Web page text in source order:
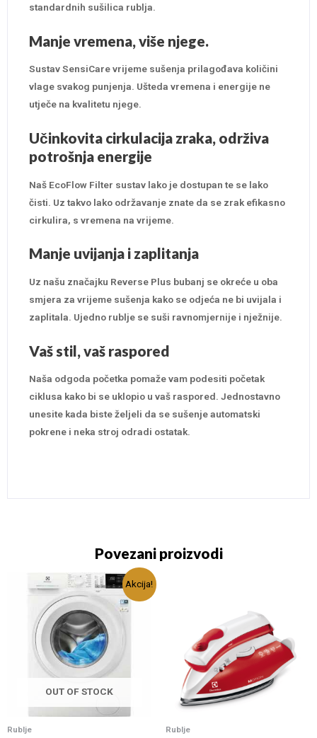
standardnih sušilica rublja.
Manje vremena, više njege.
Sustav SensiCare vrijeme sušenja prilagođava količini
vlage svakog punjenja. Ušteda vremena i energije ne
utječe na kvalitetu njege.
Učinkovita cirkulacija zraka, održiva
potrošnja energije
Naš EcoFlow Filter sustav lako je dostupan te se lako
čisti. Uz takvo lako održavanje znate da se zrak efikasno
cirkulira, s vremena na vrijeme.
Manje uvijanja i zaplitanja
Uz našu značajku Reverse Plus bubanj se okreće u oba
smjera za vrijeme sušenja kako se odjeća ne bi uvijala i
zaplitala. Ujedno rublje se suši ravnomjernije i nježnije.
Vaš stil, vaš raspored
Naša odgoda početka pomaže vam podesiti početak
ciklusa kako bi se uklopio u vaš raspored. Jednostavno
unesite kada biste željeli da se sušenje automatski
pokrene i neka stroj odradi ostatak.
Povezani proizvodi
Akcija!
OUT OF STOCK
Rublje Rublje